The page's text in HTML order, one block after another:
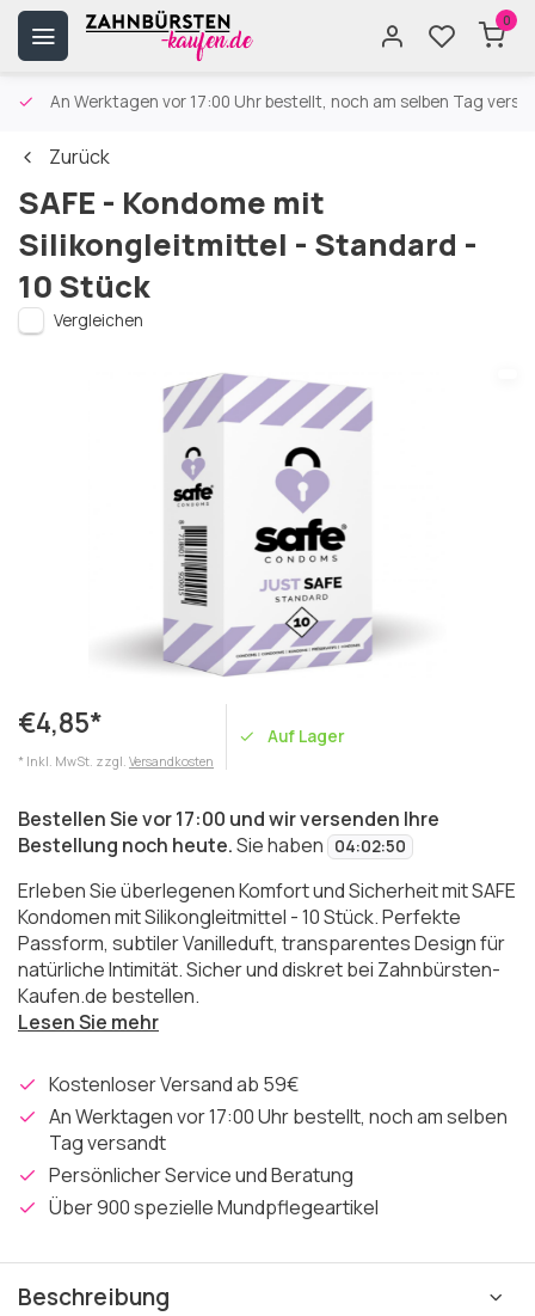
0
An Werktagen vor 17:00 Uhr bestellt, noch am selben Tag
Zurück
SAFE - Kondome mit
Silikongleitmittel - Standard -
10 Stück
Vergleichen
€4,85*
* Inkl. MwSt. zzgl. Versandkosten
Auf Lager
Bestellen Sie vor 17:00 und wir versenden Ihre
Bestellung noch heute.Sie haben 04:02:50
Erleben Sie überlegenen Komfort und Sicherheit mit SAFE
Kondomen mit Silikongleitmittel - 10 Stück. Perfekte
Passform, subtiler Vanilleduft, transparentes Design für
natürliche Intimität. Sicher und diskret bei Zahnbürsten-
Kaufen.de bestellen.
Lesen Sie mehr
Kostenloser Versand ab 59€
An Werktagen vor 17:00 Uhr bestellt, noch am selben
Tag versandt
Persönlicher Service und Beratung
Über 900 spezielle Mundpflegeartikel
Beschreibung